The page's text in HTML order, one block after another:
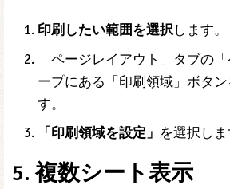
印刷したい範囲を選択します。
「ページレイアウト」タブの
ープにある「印刷領域」ボタ
す。
「印刷領域を設定」 を選択しま
5. 複数シート表示